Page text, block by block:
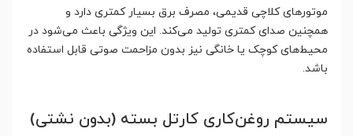
موتورهای کلاچی قدیمی، مصرف برق بسیار کمتری دارد و
همچنین صدای کمتری تولید می‌کند. این ویژگی باعث می‌شود در
محیط‌های کوچک یا خانگی نیز بدون مزاحمت صوتی قابل استفاده
باشد.
سیستم روغن‌کاری کارتل بسته (بدون نشتی)